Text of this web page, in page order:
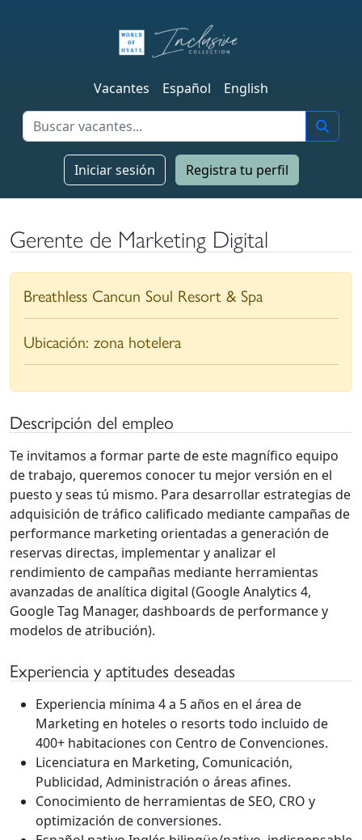
Vacantes Español English
Iniciar sesión Registra tu perfil
Gerente de Marketing Digital
Breathless Cancun Soul Resort & Spa
Ubicación: zona hotelera
Descripción del empleo
Te invitamos a formar parte de este magnífico equipo
de trabajo, queremos conocer tu mejor versión en el
puesto y seas tú mismo. Para desarrollar estrategias de
adquisición de tráfico calificado mediante campañas de
performance marketing orientadas a generación de
reservas directas, implementar y analizar el
rendimiento de campañas mediante herramientas
avanzadas de analítica digital (Google Analytics 4,
Google Tag Manager, dashboards de performance y
modelos de atribución).
Experiencia y aptitudes deseadas
Experiencia mínima 4 a 5 años en el área de
Marketing en hoteles o resorts todo incluido de
400+ habitaciones con Centro de Convenciones.
Licenciatura en Marketing, Comunicación,
Publicidad, Administración o áreas afines.
Conocimiento de herramientas de SEO, CRO y
optimización de conversiones.